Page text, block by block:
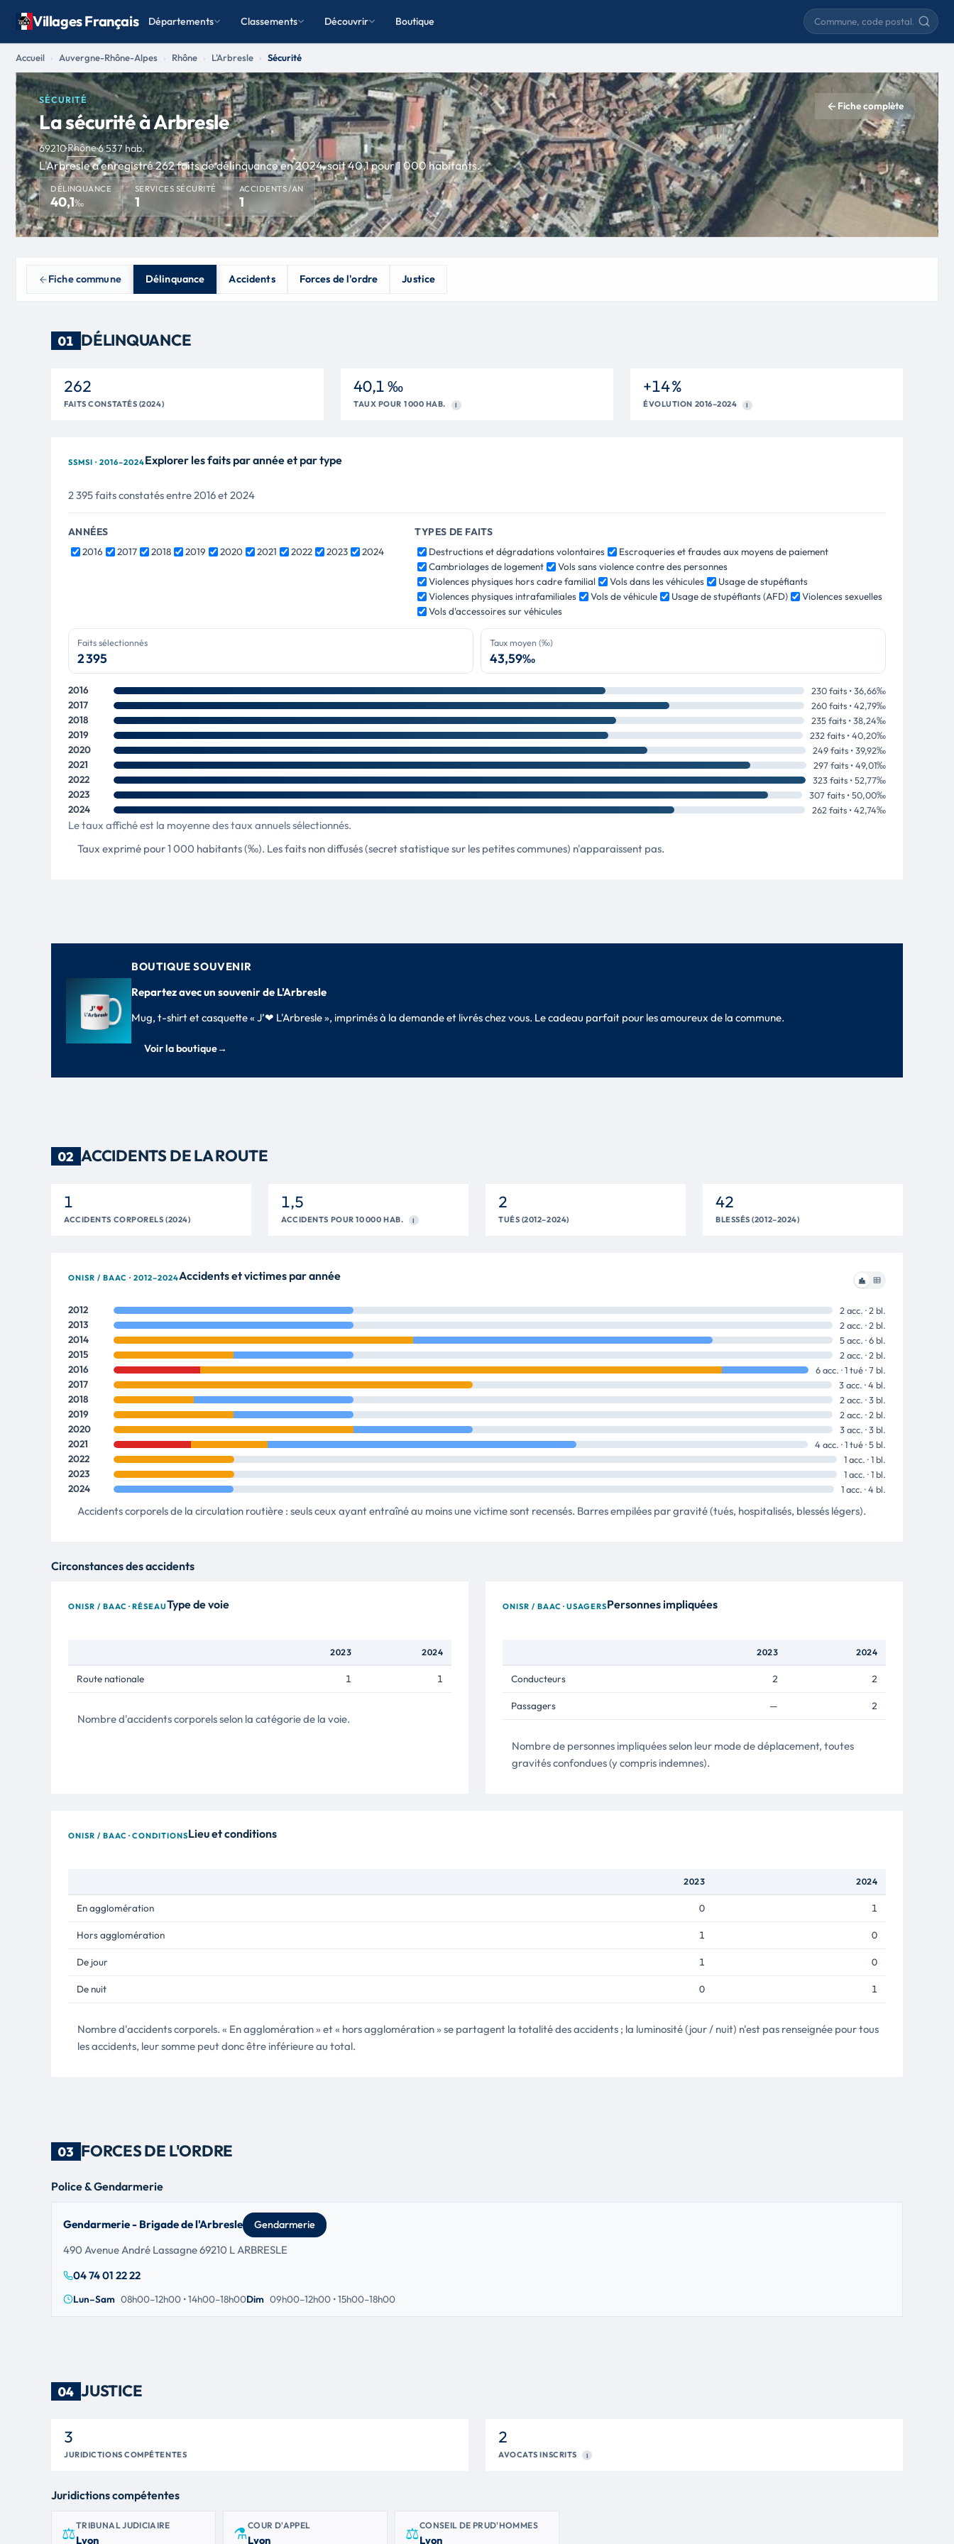
Villages Français Départements Classements Découvrir Boutique
Rechercher une commune
Accueil Auvergne-Rhône-Alpes Rhône L'Arbresle Sécurité
SÉCURITÉ
La sécurité à Arbresle
69210·Rhône·6 537 hab.
Fiche complète
L'Arbresle a enregistré 262 faits de délinquance en 2024, soit 40,1 pour 1 000 habitants.
DÉLINQUANCE
40,1‰
SERVICES SÉCURITÉ
1
ACCIDENTS /AN
1
Fiche commune Délinquance Accidents Forces de l'ordre Justice
01 DÉLINQUANCE
262
FAITS CONSTATÉS (2024)
40,1 ‰
TAUX POUR 1 000 HAB. I
+14 %
ÉVOLUTION 2016–2024 I
SSMSI · 2016–2024Explorer les faits par année et par type
2 395 faits constatés entre 2016 et 2024
ANNÉES
2016 2017 2018 2019 2020 2021 2022 2023 2024
TYPES DE FAITS
Destructions et dégradations volontaires
Escroqueries et fraudes aux moyens de paiement
Cambriolages de logement
Vols sans violence contre des personnes
Violences physiques hors cadre familial
Vols dans les véhicules
Usage de stupéfiants
Violences physiques intrafamiliales
Vols de véhicule Usage de stupéfiants (AFD)
Violences sexuelles
Vols d'accessoires sur véhicules
Faits sélectionnés
2 395
Taux moyen (‰)
43,59‰
2016
230 faits • 36,66‰
2017
260 faits • 42,79‰
2018
235 faits • 38,24‰
2019
232 faits • 40,20‰
2020
249 faits • 39,92‰
2021
297 faits • 49,01‰
2022
323 faits • 52,77‰
2023
307 faits • 50,00‰
2024
262 faits • 42,74‰
Le taux affiché est la moyenne des taux annuels sélectionnés.
Taux exprimé pour 1 000 habitants (‰). Les faits non diffusés (secret statistique sur les petites communes) n'apparaissent pas.
BOUTIQUE SOUVENIR
Repartez avec un souvenir de L'Arbresle
Mug, t-shirt et casquette « J’❤ L'Arbresle », imprimés à la demande et livrés chez vous. Le cadeau parfait pour les amoureux de la commune.
Voir la boutique→
02 ACCIDENTS DE LA ROUTE
1
ACCIDENTS CORPORELS (2024)
1,5
ACCIDENTS POUR 10 000 HAB. I
2
TUÉS (2012–2024)
42
BLESSÉS (2012–2024)
ONISR / BAAC · 2012–2024Accidents et victimes par année
2012
2 acc. · 2 bl.
2013
2 acc. · 2 bl.
2014
5 acc. · 6 bl.
2015
2 acc. · 2 bl.
2016
6 acc. · 1 tué · 7 bl.
2017
3 acc. · 4 bl.
2018
2 acc. · 3 bl.
2019
2 acc. · 2 bl.
2020
3 acc. · 3 bl.
2021
4 acc. · 1 tué · 5 bl.
2022
1 acc. · 1 bl.
2023
1 acc. · 1 bl.
2024
1 acc. · 4 bl.
Accidents corporels de la circulation routière : seuls ceux ayant entraîné au moins une victime sont recensés. Barres empilées par gravité (tués, hospitalisés, blessés légers).
Circonstances des accidents
ONISR / BAAC · RÉSEAUType de voie
2023 2024
Route nationale 1 1
Nombre d'accidents corporels selon la catégorie de la voie.
ONISR / BAAC · USAGERSPersonnes impliquées
2023 2024
Conducteurs 2 2
Passagers — 2
Nombre de personnes impliquées selon leur mode de déplacement, toutes
gravités confondues (y compris indemnes).
ONISR / BAAC · CONDITIONSLieu et conditions
2023 2024
En agglomération 0 1
Hors agglomération 1 0
De jour 1 0
De nuit 0 1
Nombre d'accidents corporels. « En agglomération » et « hors agglomération » se partagent la totalité des accidents ; la luminosité (jour / nuit) n'est pas renseignée pour tous
les accidents, leur somme peut donc être inférieure au total.
03 FORCES DE L'ORDRE
Police & Gendarmerie
Gendarmerie - Brigade de l'Arbresle Gendarmerie
490 Avenue André Lassagne 69210 L ARBRESLE
04 74 01 22 22
Lun–Sam 08h00–12h00 • 14h00–18h00Dim 09h00–12h00 • 15h00–18h00
04 JUSTICE
3
JURIDICTIONS COMPÉTENTES
2
AVOCATS INSCRITS I
Juridictions compétentes
⚖TRIBUNAL JUDICIAIRE
Lyon ⚗COUR D'APPEL
Lyon ⚖CONSEIL DE PRUD'HOMMES
Lyon